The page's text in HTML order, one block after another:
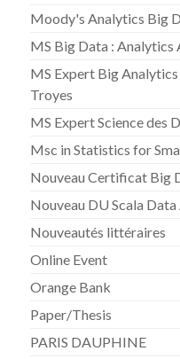
Moody's Analytics Big
MS Big Data : Analytics
MS Expert Big
Troyes
MS Expert Science des
Msc in Statistics for
Nouveau Certificat Big
Nouveau DU Scala
Nouveautés littéraires
Online Event
Orange Bank
Paper/Thesis
PARIS DAUPHINE